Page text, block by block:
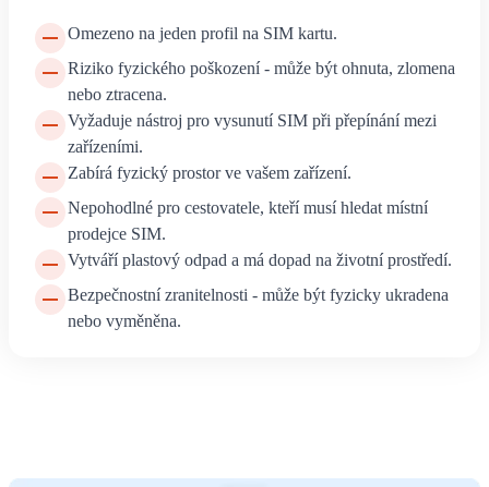
Omezeno na jeden profil na SIM kartu.
Riziko fyzického poškození - může být ohnuta, zlomena
nebo ztracena.
Vyžaduje nástroj pro vysunutí SIM při přepínání mezi
zařízeními.
Zabírá fyzický prostor ve vašem zařízení.
Nepohodlné pro cestovatele, kteří musí hledat místní
prodejce SIM.
Vytváří plastový odpad a má dopad na životní prostředí.
Bezpečnostní zranitelnosti - může být fyzicky ukradena
nebo vyměněna.